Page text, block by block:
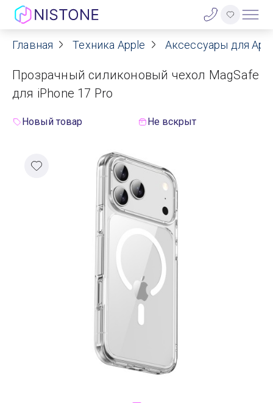
Акции
О нас
Реквизиты
Контакты
Доставка
Самовывоз
Главная Техника Apple Аксессуары для
Прозрачный силиконовый чехол MagSafe
для iPhone 17 Pro
Новый товар Не вскрыт